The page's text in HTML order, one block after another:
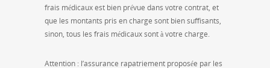
frais médicaux est bien prévue dans votre contrat, et
que les montants pris en charge sont bien suffisants,
sinon, tous les frais médicaux sont à votre charge.
Attention : l’assurance rapatriement proposée par les